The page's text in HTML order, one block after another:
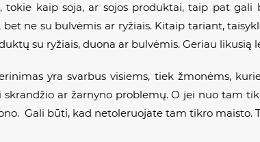
tokie kaip soja, ar sojos produktai, taip pat
bet ne su bulvėmis ar ryžiais. Kitaip tariant,
su ryžiais, duona ar bulvėmis. Geriau likusią
yra svarbus visiems, tiek žmonėms,
skrandžio ar žarnyno problemų. O jei nuo tam
Gali būti, kad netoleruojate tam tikro maisto.